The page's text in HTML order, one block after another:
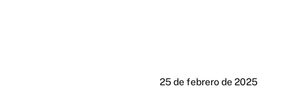
25 de febrero de 2025